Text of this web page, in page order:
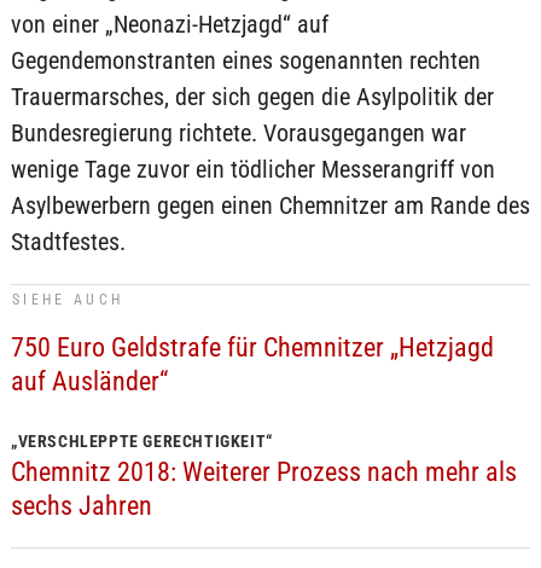
von einer „Neonazi-Hetzjagd“ auf
Gegendemonstranten eines sogenannten rechten
Trauermarsches, der sich gegen die Asylpolitik der
Bundesregierung richtete. Vorausgegangen war
wenige Tage zuvor ein tödlicher Messerangriff von
Asylbewerbern gegen einen Chemnitzer am Rande des
Stadtfestes.
SIEHE AUCH
750 Euro Geldstrafe für Chemnitzer „Hetzjagd
auf Ausländer“
„VERSCHLEPPTE GERECHTIGKEIT“
Chemnitz 2018: Weiterer Prozess nach mehr als
sechs Jahren